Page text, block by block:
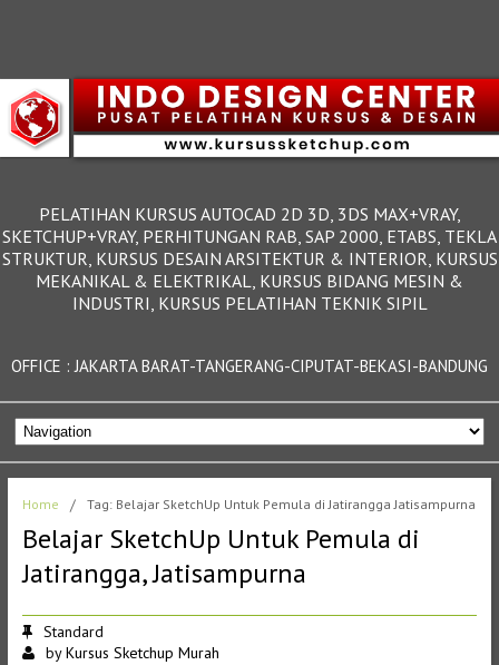
PELATIHAN KURSUS AUTOCAD 2D 3D, 3DS MAX+VRAY,
SKETCHUP+VRAY, PERHITUNGAN RAB, SAP 2000, ETABS, TEKLA
STRUKTUR, KURSUS DESAIN ARSITEKTUR & INTERIOR, KURSUS
MEKANIKAL & ELEKTRIKAL, KURSUS BIDANG MESIN &
INDUSTRI, KURSUS PELATIHAN TEKNIK SIPIL
OFFICE : JAKARTA BARAT-TANGERANG-CIPUTAT-BEKASI-BANDUNG
Home / Tag: Belajar SketchUp Untuk Pemula di Jatirangga Jatisampurna
Belajar SketchUp Untuk Pemula di
Jatirangga, Jatisampurna
Standard
byKursus Sketchup Murah